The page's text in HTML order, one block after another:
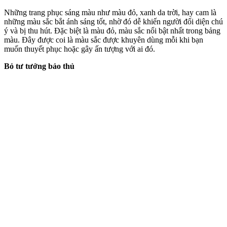
Những trang phục sáng màu như màu đỏ, xanh da trời, hay cam là
những màu sắc bắt ánh sáng tốt, nhờ đó dễ khiến người đối diện chú
ý và bị thu hút. Đặc biệt là màu đỏ, màu sắc nổi bật nhất trong bảng
màu. Đây được coi là màu sắc được khuyên dùng mỗi khi bạn
muốn thuyết phục hoặc gây ấn tượng với ai đó.
Bỏ tư tưởng bảo thủ